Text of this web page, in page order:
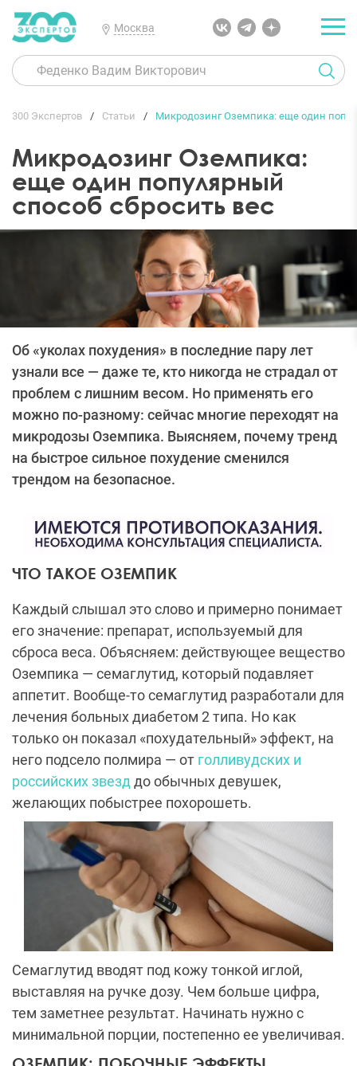
Москва
300 Экспертов Статьи Микродозинг Оземпика: еще один
Микродозинг Оземпика:
еще один популярный
способ сбросить вес
Об «уколах похудения» в последние пару лет
узнали все — даже те, кто никогда не страдал от
проблем с лишним весом. Но применять его
можно по-разному: сейчас многие переходят на
микродозы Оземпика. Выясняем, почему тренд
на быстрое сильное похудение сменился
трендом на безопасное.
ЧТО ТАКОЕ ОЗЕМПИК
Каждый слышал это слово и примерно понимает
его значение: препарат, используемый для
сброса веса. Объясняем: действующее вещество
Оземпика — семаглутид, который подавляет
аппетит. Вообще-то семаглутид разработали для
лечения больных диабетом 2 типа. Но как
только он показал «похудательный» эффект, на
него подсело полмира — от голливудских и
российских звезддо обычных девушек,
желающих побыстрее похорошеть.
Семаглутид вводят под кожу тонкой иглой,
выставляя на ручке дозу. Чем больше цифра,
тем заметнее результат. Начинать нужно с
минимальной порции, постепенно ее увеличивая.